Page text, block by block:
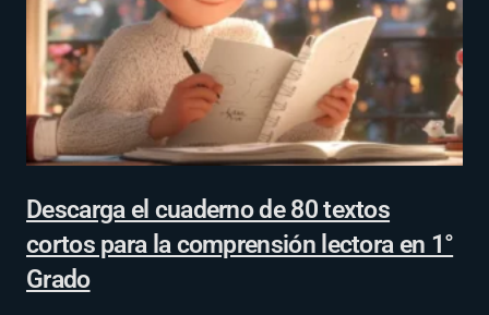
Descarga el cuaderno de 80 textos
cortos para la comprensión lectora en 1°
Grado